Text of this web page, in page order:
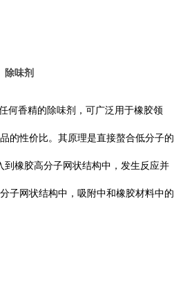
除味剂
何香精的除味剂，可广泛用于橡胶领
的性价比。其原理是直接螯合低分子的
到橡胶高分子网状结构中，发生反应并
子网状结构中，吸附中和橡胶材料中的